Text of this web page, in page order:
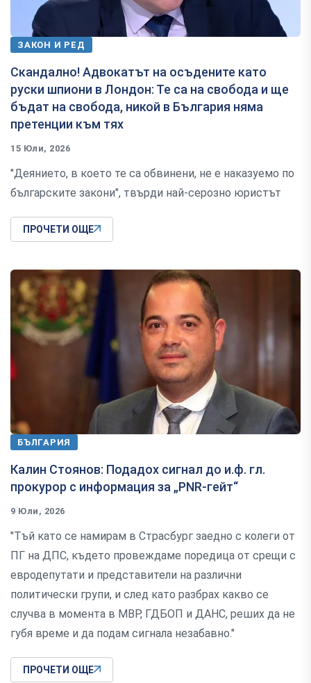
ЗАКОН И РЕД
Скандално! Адвокатът на осъдените като
руски шпиони в Лондон: Те са на свобода и ще
бъдат на свобода, никой в България няма
претенции към тях
15 Юли, 2026
"Деянието, в което те са обвинени, не е наказуемо по
българските закони", твърди най-серозно юристът
ПРОЧЕТИ ОЩЕ
БЪЛГАРИЯ
Калин Стоянов: Подадох сигнал до и.ф. гл.
прокурор с информация за „PNR-гейт“
9 Юли, 2026
"Тъй като се намирам в Страсбург заедно с колеги от
ПГ на ДПС, където провеждаме поредица от срещи с
евродепутати и представители на различни
политически групи, и след като разбрах какво се
случва в момента в МВР, ГДБОП и ДАНС, реших да не
губя време и да подам сигнала незабавно."
ПРОЧЕТИ ОЩЕ